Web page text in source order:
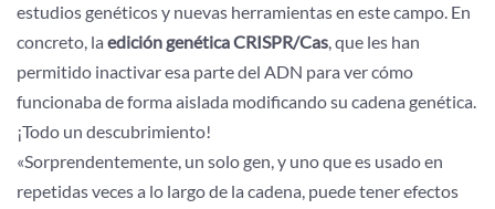
estudios genéticos y nuevas herramientas en este campo. En
concreto, la edición genética CRISPR/Cas, que les han
permitido inactivar esa parte del ADN para ver cómo
funcionaba de forma aislada modificando su cadena genética.
¡Todo un descubrimiento!
«Sorprendentemente, un solo gen, y uno que es usado en
repetidas veces a lo largo de la cadena, puede tener efectos